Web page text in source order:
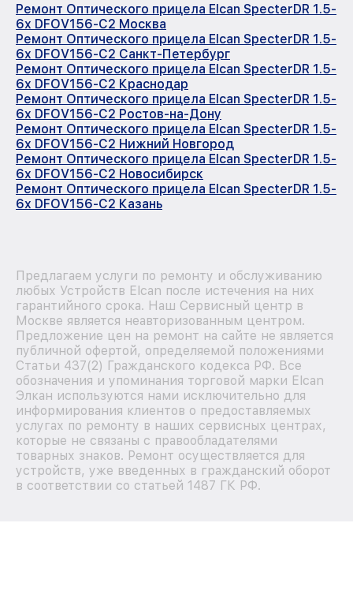
Ремонт Оптического прицела Elcan SpecterDR 1.5-
6x DFOV156-C2 Москва
Ремонт Оптического прицела Elcan SpecterDR 1.5-
6x DFOV156-C2 Санкт-Петербург
Ремонт Оптического прицела Elcan SpecterDR 1.5-
6x DFOV156-C2 Краснодар
Ремонт Оптического прицела Elcan SpecterDR 1.5-
6x DFOV156-C2 Ростов-на-Дону
Ремонт Оптического прицела Elcan SpecterDR 1.5-
6x DFOV156-C2 Нижний Новгород
Ремонт Оптического прицела Elcan SpecterDR 1.5-
6x DFOV156-C2 Новосибирск
Ремонт Оптического прицела Elcan SpecterDR 1.5-
6x DFOV156-C2 Казань
Предлагаем услуги по ремонту и обслуживанию
любых Устройств Elcan после истечения на них
гарантийного срока. Наш Сервисный центр в
Москве является неавторизованным центром.
Предложение цен на ремонт на сайте не является
публичной офертой, определяемой положениями
Статьи 437(2) Гражданского кодекса РФ. Все
обозначения и упоминания торговой марки Elcan
Элкан используются нами исключительно для
информирования клиентов о предоставляемых
услугах по ремонту в наших сервисных центрах,
которые не связаны с правообладателями
товарных знаков. Ремонт осуществляется для
устройств, уже введенных в гражданский оборот
в соответствии со статьей 1487 ГК РФ.